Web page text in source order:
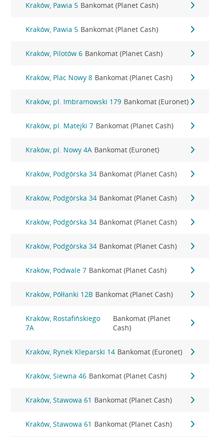
Kraków, Pawia 5 Bankomat (Planet Cash)
Kraków, Pawia 5 Bankomat (Planet Cash)
Kraków, Pilotów 6 Bankomat (Planet Cash)
Kraków, Plac Nowy 8 Bankomat (Planet Cash)
Kraków, pl. Imbramowski 179 Bankomat (Euronet)
Kraków, pl. Matejki 7 Bankomat (Planet Cash)
Kraków, pl. Nowy 4A Bankomat (Euronet)
Kraków, Podgórska 34 Bankomat (Planet Cash)
Kraków, Podgórska 34 Bankomat (Planet Cash)
Kraków, Podgórska 34 Bankomat (Planet Cash)
Kraków, Podgórska 34 Bankomat (Planet Cash)
Kraków, Podwale 7 Bankomat (Planet Cash)
Kraków, Półłanki 12B Bankomat (Planet Cash)
Kraków, Rostafińskiego
7A
Bankomat (Planet
Cash)
Kraków, Rynek Kleparski 14 Bankomat (Euronet)
Kraków, Siewna 46 Bankomat (Planet Cash)
Kraków, Stawowa 61 Bankomat (Planet Cash)
Kraków, Stawowa 61 Bankomat (Planet Cash)